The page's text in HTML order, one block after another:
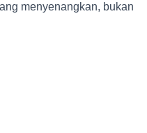
menyenangkan, bukan